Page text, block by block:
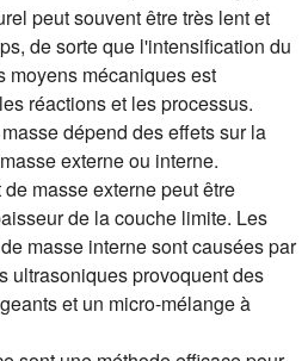
peut souvent être très lent et
de sorte que l'intensification du
moyens mécaniques est
réactions et les processus.
dépend des effets sur la
externe ou interne.
masse externe peut être
de la couche limite. Les
masse interne sont causées par
ultrasoniques provoquent des
et un micro-mélange à